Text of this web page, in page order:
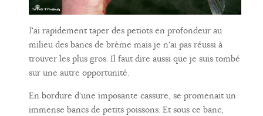
J'ai rapidement taper des petiots en profondeur au
milieu des bancs de brème mais je n'ai pas réussi à
trouver les plus gros. Il faut dire aussi que je suis tombé
sur une autre opportunité.
En bordure d'une imposante cassure, se promenait un
immense bancs de petits poissons. Et sous ce banc,